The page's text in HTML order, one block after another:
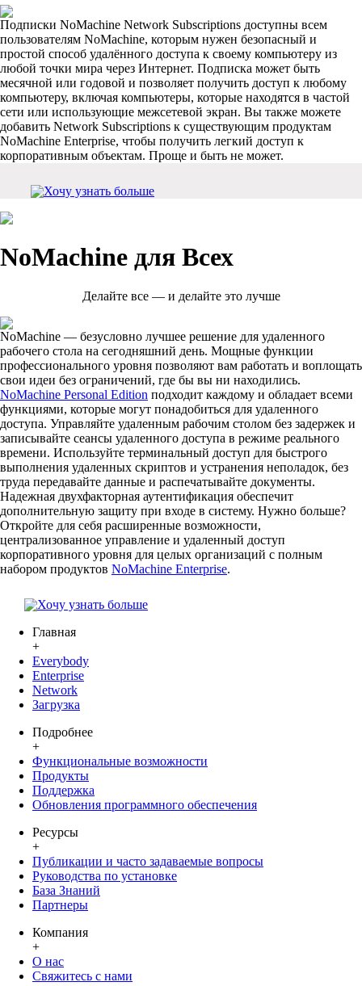
Подписки NoMachine Network Subscriptions доступны всем
пользователям NoMachine, которым нужен безопасный и
простой способ удалённого доступа к своему компьютеру из
любой точки мира через Интернет. Подписка может быть
месячной или годовой и позволяет получить доступ к любому
компьютеру, включая компьютеры, которые находятся в частой
сети или использующие межсетевой экран. Вы также можете
добавить Network Subscriptions к существующим продуктам
NoMachine Enterprise, чтобы получить легкий доступ к
корпоративным объектам. Проще и быть не может.
Хочу узнать больше
NoMachine для Всех
Делайте все — и делайте это лучше
NoMachine — безусловно лучшее решение для удаленного
рабочего стола на сегодняшний день. Мощные функции
профессионального уровня позволяют вам работать и воплощать
свои идеи без ограничений, где бы вы ни находились.
NoMachine Personal Edition подходит каждому и обладает всеми
функциями, которые могут понадобиться для удаленного
доступа. Управляйте удаленным рабочим столом без задержек и
записывайте сеансы удаленного доступа в режиме реального
времени. Используйте терминальный доступ для быстрого
выполнения удаленных скриптов и устранения неполадок, без
труда передавайте данные и распечатывайте документы.
Надежная двухфакторная аутентификация обеспечит
дополнительную защиту при входе в систему. Нужно больше?
Откройте для себя расширенные возможности,
централизованное управление и удаленный доступ
корпоративного уровня для целых организаций с полным
набором продуктов NoMachine Enterprise.
Хочу узнать больше
Главная
+
Everybody
Enterprise
Network
Загрузка
Подробнее
+
Функциональные возможности
Продукты
Поддержка
Обновления программного обеспечения
Ресурсы
+
Публикации и часто задаваемые вопросы
Руководства по установке
База Знаний
Партнеры
Компания
+
О нас
Свяжитесь с нами